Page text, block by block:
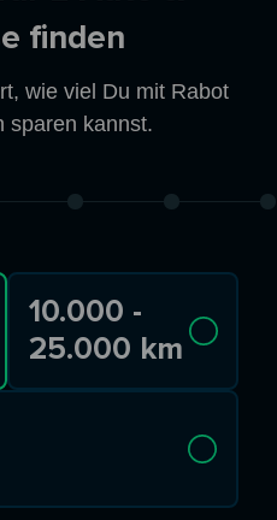
finden
wie viel Du mit Rabot
sparen kannst.
10.000 -
25.000 km